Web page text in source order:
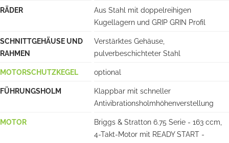
RÄDER
Aus Stahl mit doppelreihigen
Kugellagern und GRIP GRIN Profil
SCHNITTGEHÄUSE UND
RAHMEN
Verstärktes Gehäuse,
pulverbeschichteter Stahl
MOTORSCHUTZKEGEL optional
FÜHRUNGSHOLM
Klappbar mit schneller
Antivibrationsholmhöhenverstellung
MOTOR
Briggs & Stratton 6.75 Serie - 163 ccm,
4-Takt-Motor mit READY START -